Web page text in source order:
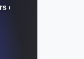
des évaluateurs et